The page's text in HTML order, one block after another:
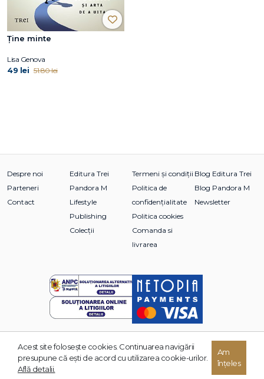
Ține minte
Lisa Genova
49 lei 51.80 lei
Despre noi
Parteneri
Contact
Editura Trei
Pandora M
Lifestyle
Publishing
Colecții
Termeni și condiții
Politica de
confidențialitate
Politica cookies
Comanda si
livrarea
Blog Editura Trei
Blog Pandora M
Newsletter
© 2026 Grupul Editorial TREI. Toate drepturile rezervate.
Acest site foloseşte cookies. Continuarea navigării
presupune că eşti de acord cu utilizarea cookie-urilor.
Află detalii.
Am
înțeles